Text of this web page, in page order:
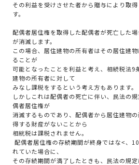
その利益を受けさせた者から贈与により取
す。
配偶者居住権を取得した配偶者が死亡した
が消滅します。
この場合、居住建物の所有者はその居住建
ることが
可能となったことを利益と考え、相続税法9
建物の所有者に対して
みなし課税をするという考え方もあります。
しかしこれは配偶者の死亡に伴い、民法の
偶者居住権が
消滅するものであり、配偶者から居住建物
得する財産がないことから
相絖税は課税されません。
配偶者居住権の存続期間が終身ではな<、
れていた場合に、
その存続期間が満了したときも、民法の規